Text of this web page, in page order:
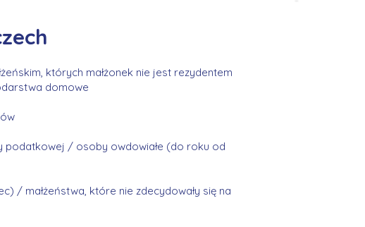
których małżonek nie jest rezydentem
domowe
podatkowej / osoby owdowiałe (do roku od
/ małżeństwa, które nie zdecydowały się na